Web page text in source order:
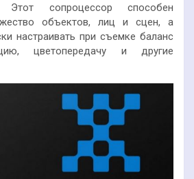
сопроцессор способен
объектов, лиц и сцен, а
настраивать при съемке баланс
цветопередачу и другие